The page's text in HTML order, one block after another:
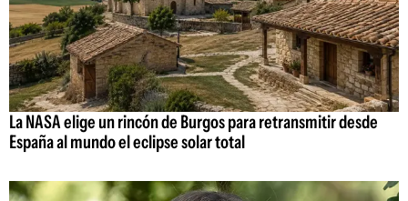
La NASA elige un rincón de Burgos para retransmitir desde
España al mundo el eclipse solar total